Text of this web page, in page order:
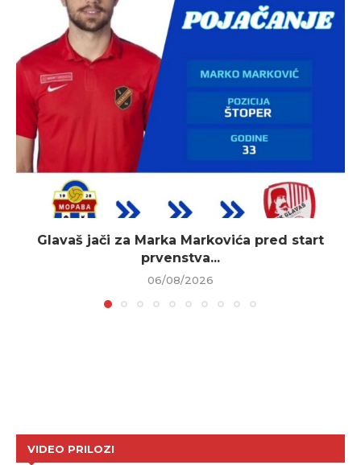
Glavaš jači za Marka Markovića pred start
prvenstva...
06/08/2026
VIDEO PRILOZI